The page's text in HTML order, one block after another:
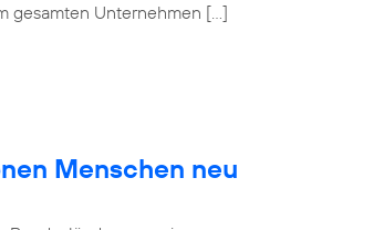
gesamten Unternehmen […]
Menschen neu